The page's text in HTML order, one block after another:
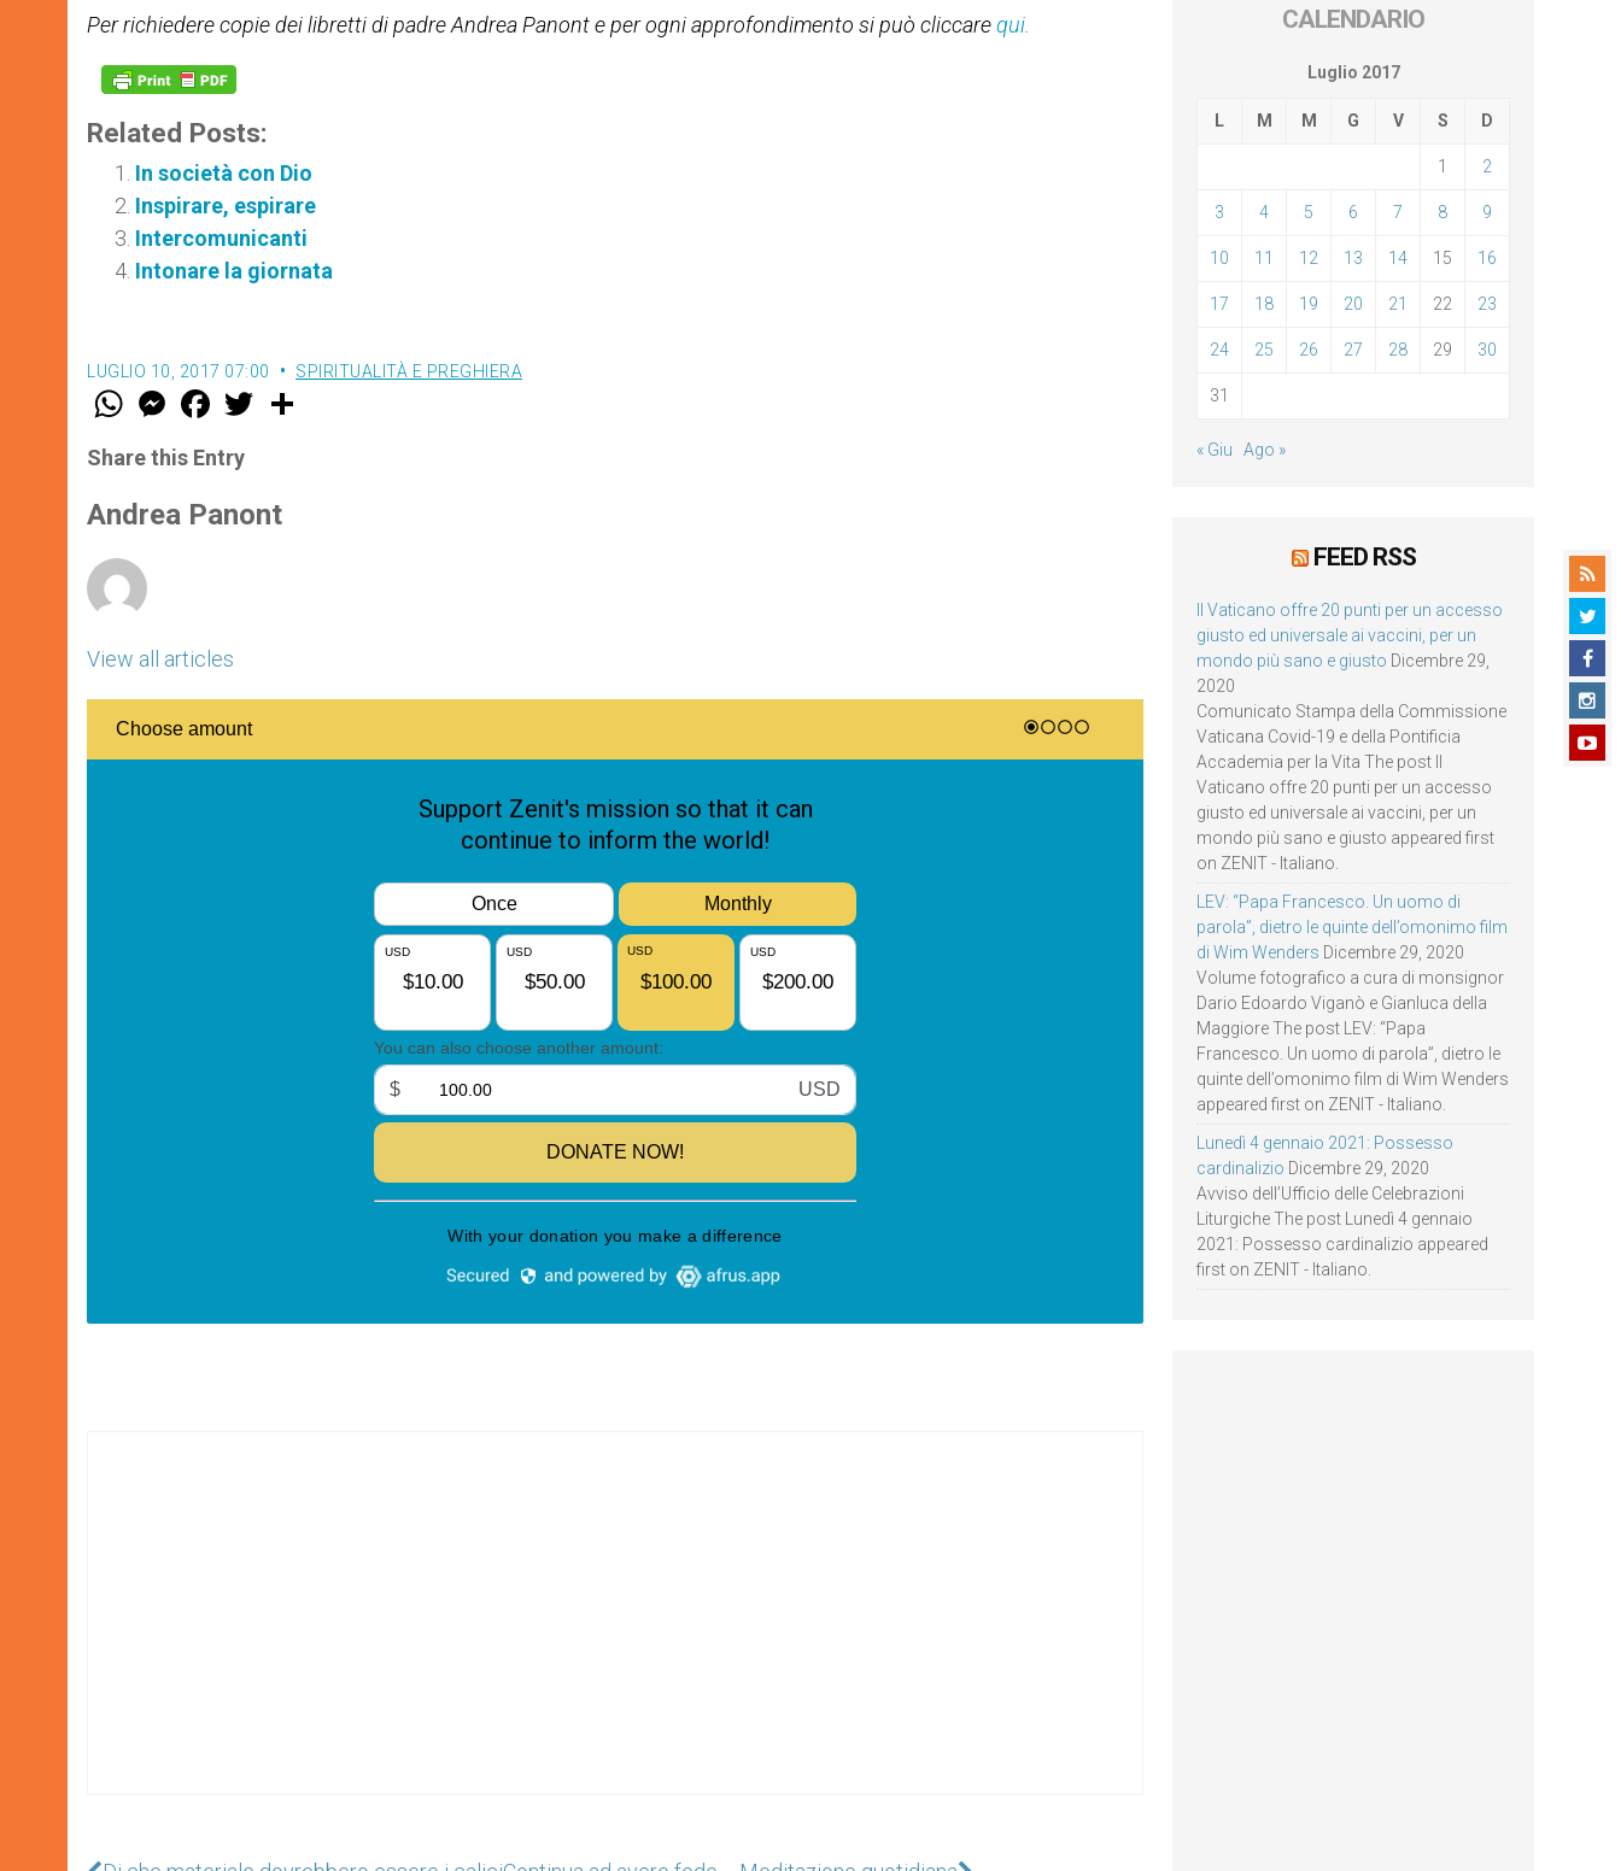
Per richiedere copie dei libretti di padre Andrea Panont e per ogni approfondimento si può cliccarequi
Related Posts:
In società con Dio
Inspirare, espirare
Intercomunicanti
Intonare la giornata
LUGLIO 10, 2017 07:00 SPIRITUALITÀ E PREGHIERA
W
t
s
p
p
M
e
s
e
g
e
F
a
e
b
o
k
w
r
Share this Entry
Andrea Panont
View all articles
CALENDARIO
Luglio 2017
L M M G V S D
1 2
3 4 5 6 7 8 9
10 11 12 13 14 15 16
17 18 19 20 21 22 23
24 25 26 27 28 29 30
31
« Giu Ago »
FEED RSS
Il Vaticano offre 20 punti per un accesso
giusto ed universale ai vaccini, per un
mondo più sano e giusto Dicembre 29,
2020
Comunicato Stampa della Commissione
Vaticana Covid-19 e della Pontificia
Accademia per la Vita The post Il
Vaticano offre 20 punti per un accesso
giusto ed universale ai vaccini, per un
mondo più sano e giusto appeared first
on ZENIT - Italiano.
LEV: “Papa Francesco. Un uomo di
parola”, dietro le quinte dell’omonimo film
di Wim Wenders Dicembre 29, 2020
Volume fotografico a cura di monsignor
Dario Edoardo Viganò e Gianluca della
Maggiore The post LEV: “Papa
Francesco. Un uomo di parola”, dietro le
quinte dell’omonimo film di Wim Wenders
appeared first on ZENIT - Italiano.
Lunedì 4 gennaio 2021: Possesso
cardinalizio Dicembre 29, 2020
Avviso dell’Ufficio delle Celebrazioni
Liturgiche The post Lunedì 4 gennaio
2021: Possesso cardinalizio appeared
first on ZENIT - Italiano.